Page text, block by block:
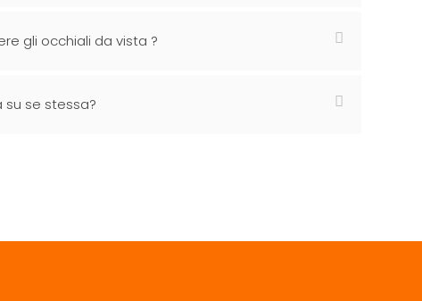
gli occhiali da vista ?
su se stessa?